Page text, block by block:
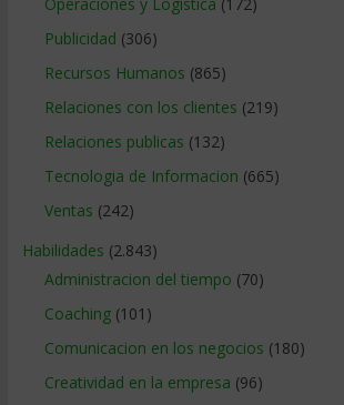
Publicidad (306)
Recursos Humanos (865)
Relaciones con los clientes (219)
Relaciones publicas (132)
Tecnologia de Informacion (665)
Ventas (242)
Habilidades (2.843)
Administracion del tiempo (70)
Coaching(101)
Comunicacion en los negocios (180)
Creatividad en la empresa (96)